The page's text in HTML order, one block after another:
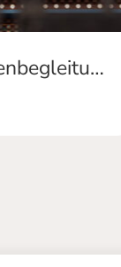
Gefangenenbegleitung